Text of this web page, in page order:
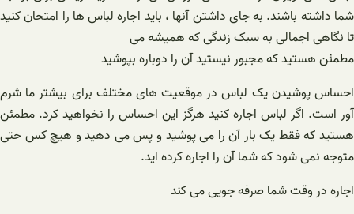
شما داشته باشند. به جای داشتن آنها ، باید اجاره لباس ها را امتحان کنید
تا نگاهی اجمالی به سبک زندگی که همیشه می
مطمئن هستید که مجبور نیستید آن را دوباره بپوشید
احساس پوشیدن یک لباس در موقعیت های مختلف برای بیشتر ما شرم
آور است. اگر لباس اجاره کنید هرگز این احساس را نخواهید کرد. مطمئن
هستید که فقط یک بار آن را می پوشید و پس می دهید و هیچ کس حتی
متوجه نمی شود که شما آن را اجاره کرده اید.
اجاره در وقت شما صرفه جویی می کند